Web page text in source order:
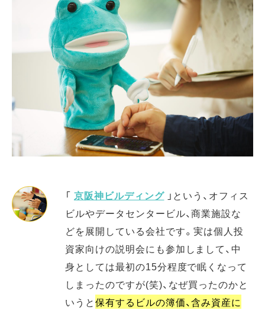
「 京阪神ビルディング」という、オフィス
ビルやデータセンタービル、商業施設な
どを展開している会社です。実は個人投
資家向けの説明会にも参加しまして、中
身としては最初の15分程度で眠くなって
しまったのですが(笑)、なぜ買ったのかと
いうと保有するビルの簿価、含み資産に